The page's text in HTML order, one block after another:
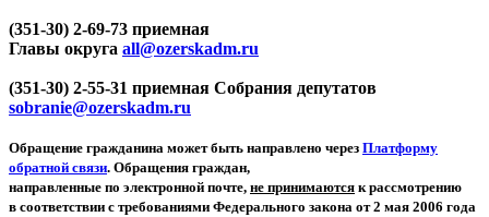
(351-30) 2-69-73 приемная
Главы округа all@ozerskadm.ru
(351-30) 2-55-31 приемная Собрания депутатов
sobranie@ozerskadm.ru
Обращение гражданина может быть направлено через Платформу
обратной связи. Обращения граждан,
направленные по электронной почте, не принимаются к рассмотрению
в соответствии с требованиями Федерального закона от 2 мая 2006 года